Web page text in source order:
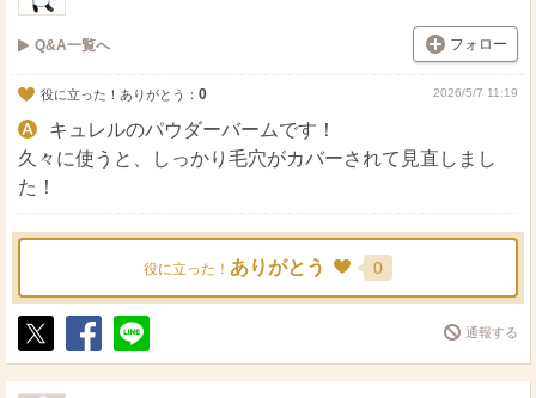
Q&A一覧へ フォロー
役に立った！ありがとう： 0 2026/5/7 11:19
キュレルのパウダーバームです！
久々に使うと、しっかり毛穴がカバーされて見直しまし
た！
役に立った！ ありがとう 0
ポ
ス
シ
ェ
送
る
通報する